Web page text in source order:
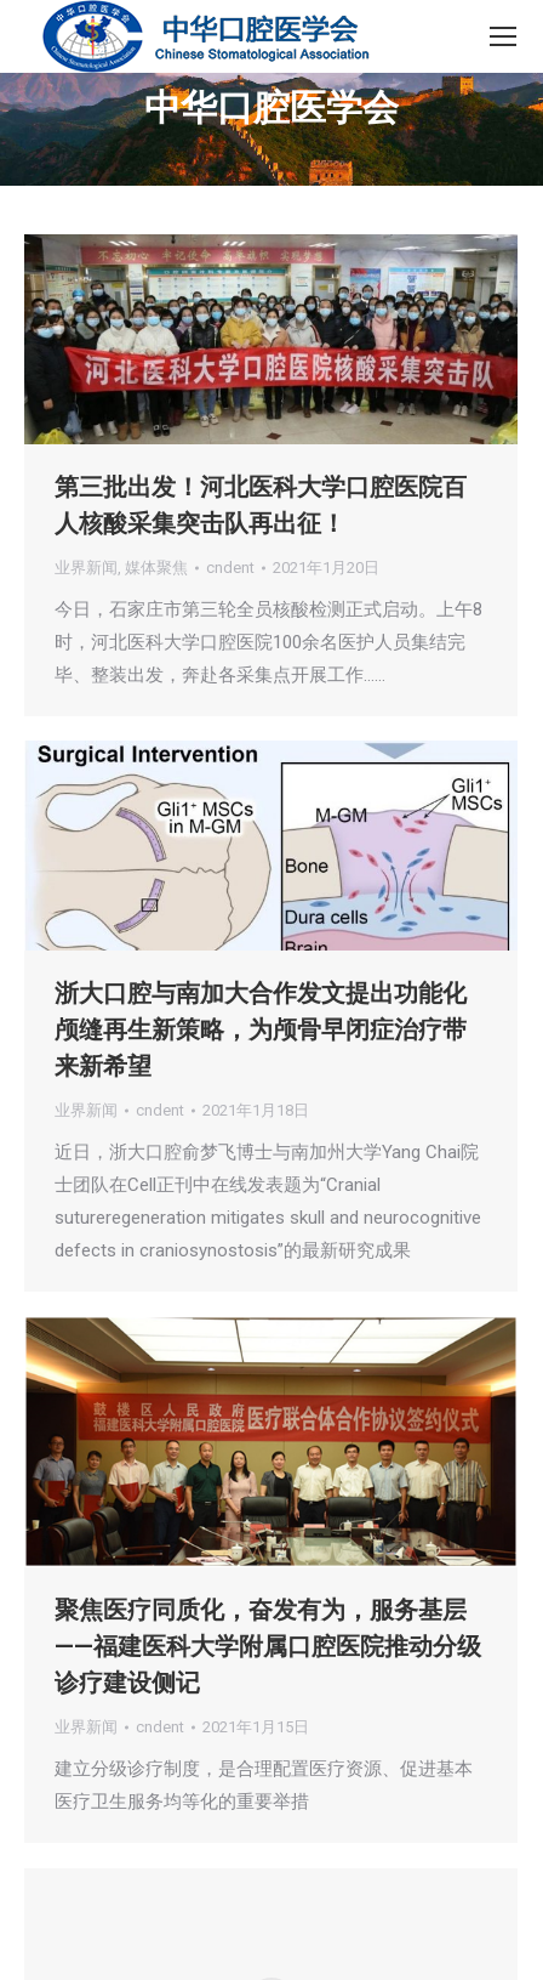
中华口腔医学会
您在这里：
第三批出发！河北医科大学口腔医院百
人核酸采集突击队再出征！
业界新闻 , 媒体聚焦 cndent 2021年1月20日
今日，石家庄市第三轮全员核酸检测正式启动。上午8
时，河北医科大学口腔医院100余名医护人员集结完
毕、整装出发，奔赴各采集点开展工作……
浙大口腔与南加大合作发文提出功能化
颅缝再生新策略，为颅骨早闭症治疗带
来新希望
业界新闻 cndent 2021年1月18日
近日，浙大口腔俞梦飞博士与南加州大学Yang Chai院
士团队在Cell正刊中在线发表题为“Cranial
sutureregeneration mitigates skull and neurocognitive
defects in craniosynostosis”的最新研究成果
聚焦医疗同质化，奋发有为，服务基层
——福建医科大学附属口腔医院推动分级
诊疗建设侧记
业界新闻 cndent 2021年1月15日
建立分级诊疗制度，是合理配置医疗资源、促进基本
医疗卫生服务均等化的重要举措